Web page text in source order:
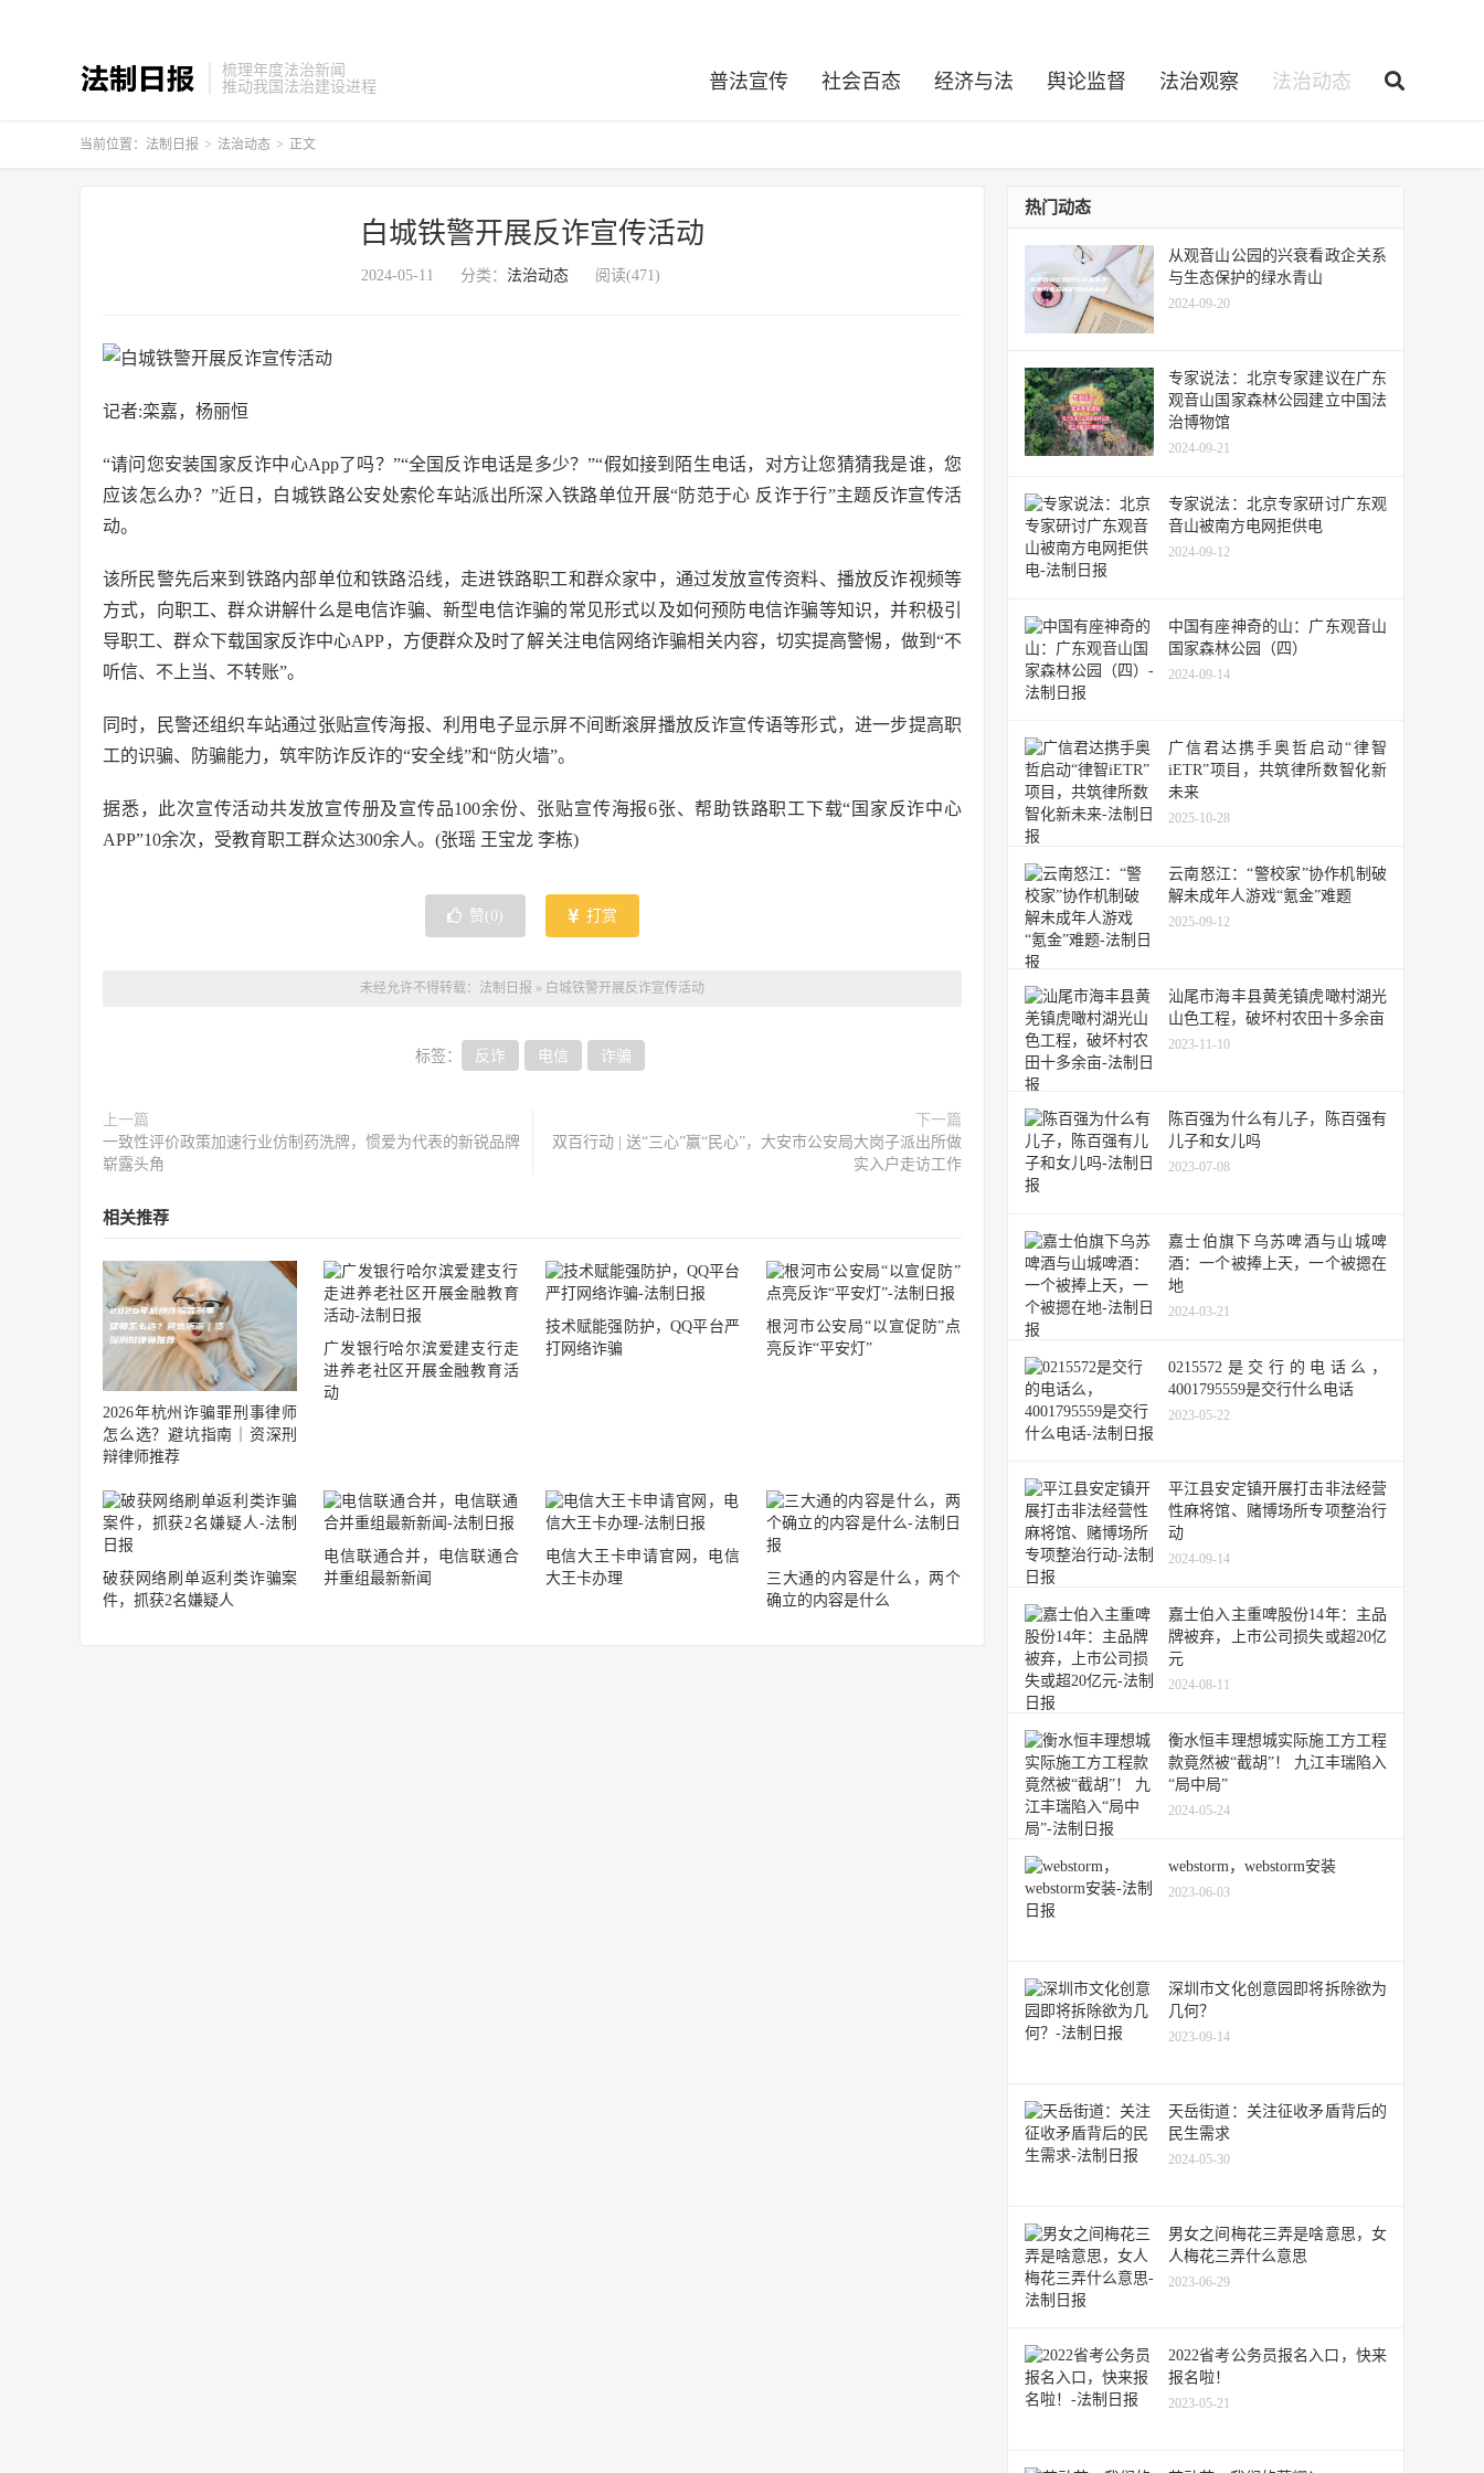
梳理年度法治新闻
推动我国法治建设进程
普法宣传 社会百态 经济与法 舆论监督 法治观察 法治动态
当前位置： 法制日报 > 法治动态 > 正文
白城铁警开展反诈宣传活动
2024-05-11 分类： 法治动态 阅读(471)
记者:栾嘉，杨丽恒
“请问您安装国家反诈中心App了吗？”“全国反诈电话是多少？”“假如接到陌生电话，对方让您猜猜我是谁，您
应该怎么办？”近日，白城铁路公安处索伦车站派出所深入铁路单位开展“防范于心 反诈于行”主题反诈宣传活
动。
该所民警先后来到铁路内部单位和铁路沿线，走进铁路职工和群众家中，通过发放宣传资料、播放反诈视频等
方式，向职工、群众讲解什么是电信诈骗、新型电信诈骗的常见形式以及如何预防电信诈骗等知识，并积极引
导职工、群众下载国家反诈中心APP，方便群众及时了解关注电信网络诈骗相关内容，切实提高警惕，做到“不
听信、不上当、不转账”。
同时，民警还组织车站通过张贴宣传海报、利用电子显示屏不间断滚屏播放反诈宣传语等形式，进一步提高职
工的识骗、防骗能力，筑牢防诈反诈的“安全线”和“防火墙”。
据悉，此次宣传活动共发放宣传册及宣传品100余份、张贴宣传海报6张、帮助铁路职工下载“国家反诈中心
APP”10余次，受教育职工群众达300余人。(张瑶 王宝龙 李栋)
赞( 0 ) 打赏
未经允许不得转载： 法制日报 » 白城铁警开展反诈宣传活动
标签： 反诈 电信 诈骗
上一篇
一致性评价政策加速行业仿制药洗牌，惯爱为代表的新锐品牌
崭露头角
下一篇
双百行动 | 送“三心”赢“民心”，大安市公安局大岗子派出所做
实入户走访工作
相关推荐
2026年杭州诈骗罪刑事律师
怎么选？避坑指南｜资深刑
辩律师推荐
广发银行哈尔滨爱建支行走
进养老社区开展金融教育活
动
技术赋能强防护，QQ平台严
打网络诈骗
根河市公安局“以宣促防”点
亮反诈“平安灯”
破获网络刷单返利类诈骗案
件，抓获2名嫌疑人
电信联通合并，电信联通合
并重组最新新闻
电信大王卡申请官网，电信
大王卡办理
三大通的内容是什么，两个
确立的内容是什么
热门动态
从观音山公园的兴衰看政企关系
与生态保护的绿水青山
2024-09-20
专家说法：北京专家建议在广东
观音山国家森林公园建立中国法
治博物馆
2024-09-21
专家说法：北京专家研讨广东观
音山被南方电网拒供电
2024-09-12
中国有座神奇的山：广东观音山
国家森林公园（四）
2024-09-14
广信君达携手奥哲启动“律智
iETR”项目，共筑律所数智化新
未来
2025-10-28
云南怒江：“警校家”协作机制破
解未成年人游戏“氪金”难题
2025-09-12
汕尾市海丰县黄羌镇虎噉村湖光
山色工程，破坏村农田十多余亩
2023-11-10
陈百强为什么有儿子，陈百强有
儿子和女儿吗
2023-07-08
嘉士伯旗下乌苏啤酒与山城啤
酒：一个被捧上天，一个被摁在
地
2024-03-21
0215572是交行的电话么，
4001795559是交行什么电话
2023-05-22
平江县安定镇开展打击非法经营
性麻将馆、赌博场所专项整治行
动
2024-09-14
嘉士伯入主重啤股份14年：主品
牌被弃，上市公司损失或超20亿
元
2024-08-11
衡水恒丰理想城实际施工方工程
款竟然被“截胡”！ 九江丰瑞陷入
“局中局”
2024-05-24
webstorm，webstorm安装
2023-06-03
深圳市文化创意园即将拆除欲为
几何？
2023-09-14
天岳街道：关注征收矛盾背后的
民生需求
2024-05-30
男女之间梅花三弄是啥意思，女
人梅花三弄什么意思
2023-06-29
2022省考公务员报名入口，快来
报名啦！
2023-05-21